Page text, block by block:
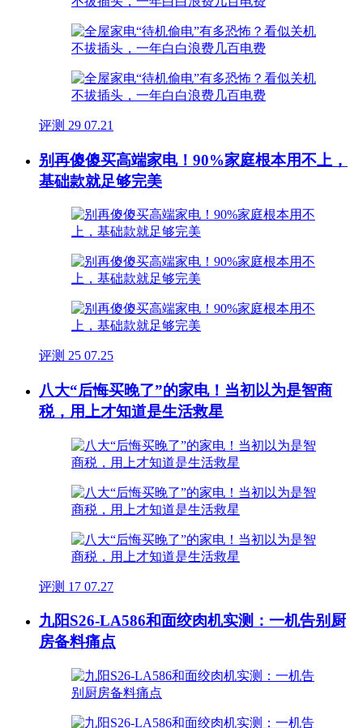
评测 29 07.21
别再傻傻买高端家电！90%家庭根本用不上，
基础款就足够完美
评测 25 07.25
八大“后悔买晚了”的家电！当初以为是智商
税，用上才知道是生活救星
评测 17 07.27
九阳S26-LA586和面绞肉机实测：一机告别厨
房备料痛点